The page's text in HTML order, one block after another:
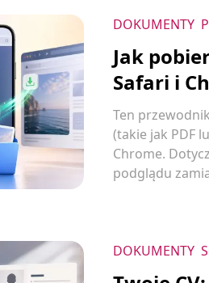
DOKUMENTY
Jak
Safari i
Ten
(takie jak PDF
Chrome.
podglądu
DOKUMENTY